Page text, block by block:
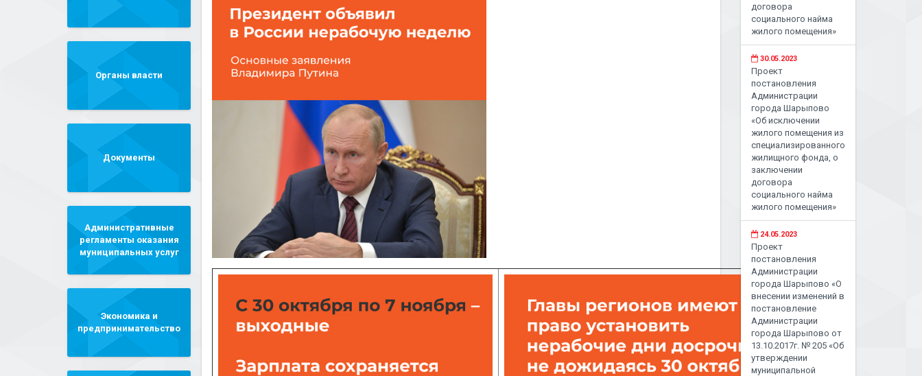
Органы власти
Документы
Административные
регламенты оказания
муниципальных услуг
Экономика и
предпринимательство
договора
социального найма
жилого помещения»
30.05.2023
Проект
постановления
Администрации
города Шарыпово
«Об исключении
жилого помещения из
специализированного
жилищного фонда, о
заключении
договора
социального найма
жилого помещения»
24.05.2023
Проект
постановления
Администрации
города Шарыпово «О
внесении изменений в
постановление
Администрации
города Шарыпово от
13.10.2017г. № 205 «Об
утверждении
муниципальной